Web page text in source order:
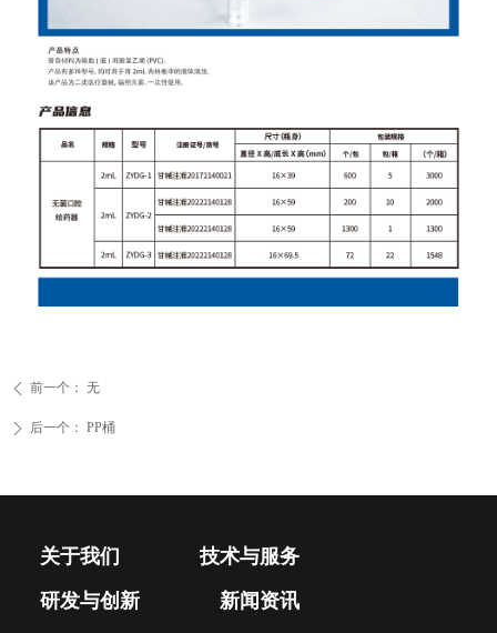
ꄴ 前一个： 无
ꄲ 后一个： PP桶
关于我们
技术与服务
研发与创新
新闻资讯